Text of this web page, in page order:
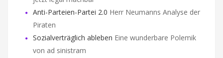
Anti-Parteien-Partei 2.0 Herr Neumanns Analyse der
Piraten
Sozialverträglich ableben Eine wunderbare Polemik
von ad sinistram